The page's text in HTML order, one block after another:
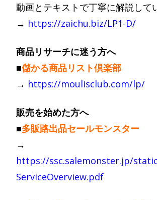
動画とテキストで丁寧に解説して
→ https://zaichu.biz/LP1-D/
商品リサーチに迷う方へ
■儲かる商品リスト倶楽部
→ https://moulisclub.com/lp/
販売を始めた方へ
■多販路出品セールモンスター
→
https://ssc.salemonster.jp/
ServiceOverview.pdf